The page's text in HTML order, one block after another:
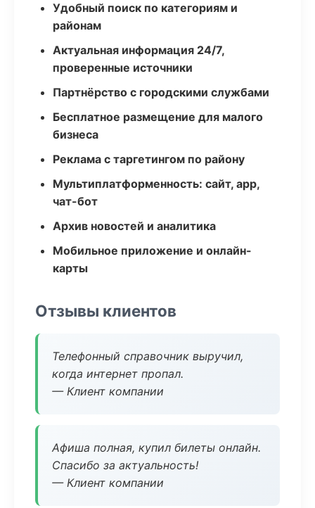
Удобный поиск по категориям и
районам
Актуальная информация 24/7,
проверенные источники
Партнёрство с городскими службами
Бесплатное размещение для малого
бизнеса
Реклама с таргетингом по району
Мультиплатформенность: сайт, app,
чат-бот
Архив новостей и аналитика
Мобильное приложение и онлайн-
карты
Отзывы клиентов
Телефонный справочник выручил,
когда интернет пропал.
— Клиент компании
Афиша полная, купил билеты онлайн.
Спасибо за актуальность!
— Клиент компании